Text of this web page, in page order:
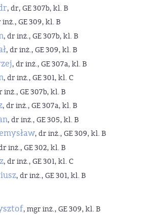
, dr, GE 307b, kl. B
inż., GE 309, kl. B
, dr inż., GE 307b, kl. B
, dr inż., GE 309, kl. B
, dr inż., GE 307a, kl. B
, dr inż., GE 301, kl. C
inż., GE 307b, kl. B
, dr inż., GE 307a, kl. B
, dr inż., GE 305, kl. B
, dr inż., GE 309, kl. B
inż., GE 302, kl. B
, dr inż., GE 301, kl. C
, dr inż., GE 301, kl. B
, mgr inż., GE 309, kl. B